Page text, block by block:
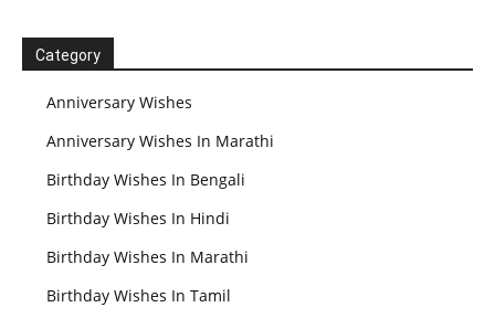
Category
Anniversary Wishes
Anniversary Wishes In Marathi
Birthday Wishes In Bengali
Birthday Wishes In Hindi
Birthday Wishes In Marathi
Birthday Wishes In Tamil